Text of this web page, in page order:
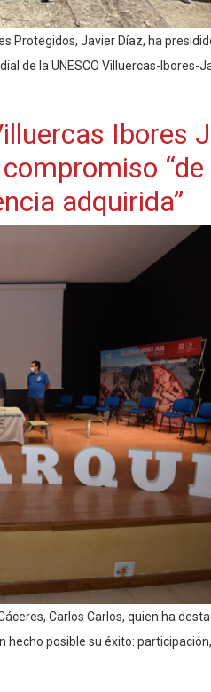
Protegidos, Javier Díaz, ha
de la UNESCO Villuercas-
Ibores
adquirida”
Carlos Carlos, quien ha
hecho posible su éxito: